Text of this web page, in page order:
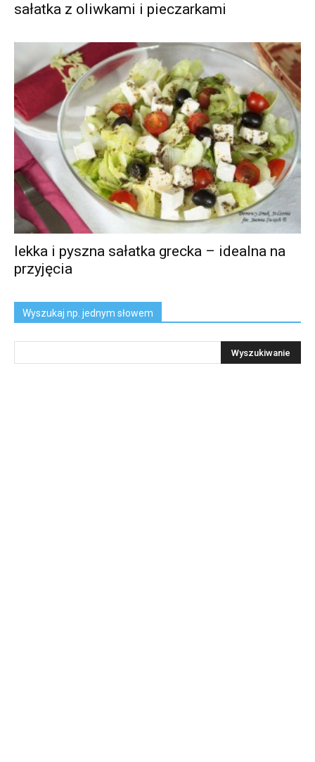
sałatka z oliwkami i pieczarkami
lekka i pyszna sałatka grecka – idealna na
przyjęcia
Wyszukaj np. jednym słowem